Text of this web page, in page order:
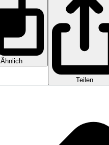
Ähnlich
Teilen